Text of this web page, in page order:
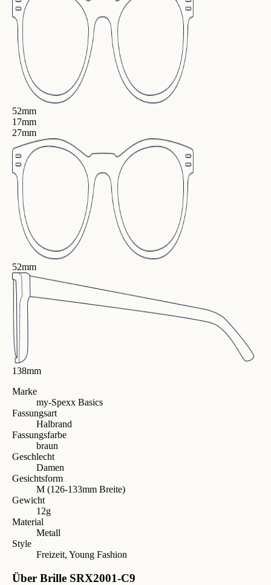
52mm
17mm
27mm
52mm
138mm
Marke
my-Spexx Basics
Fassungsart
Halbrand
Fassungsfarbe
braun
Geschlecht
Damen
Gesichtsform
M (126-133mm Breite)
Gewicht
12g
Material
Metall
Style
Freizeit, Young Fashion
Über Brille SRX2001-C9